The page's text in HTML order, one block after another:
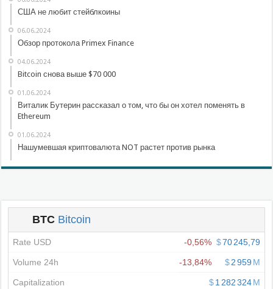
США не любит стейблкоины
06.06.2024
Обзор протокола Primex Finance
04.06.2024
Bitcoin снова выше $70 000
01.06.2024
Виталик Бутерин рассказал о том, что бы он хотел поменять в
Ethereum
01.06.2024
Нашумевшая криптовалюта NOT растет против рынка